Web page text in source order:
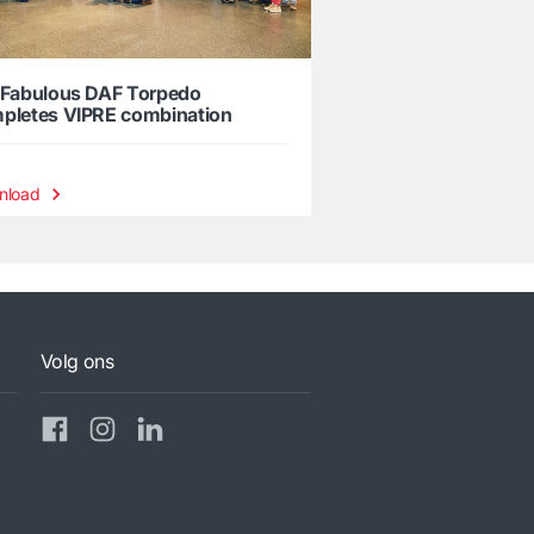
DAF Torpedo
VIPRE combination
Volg ons